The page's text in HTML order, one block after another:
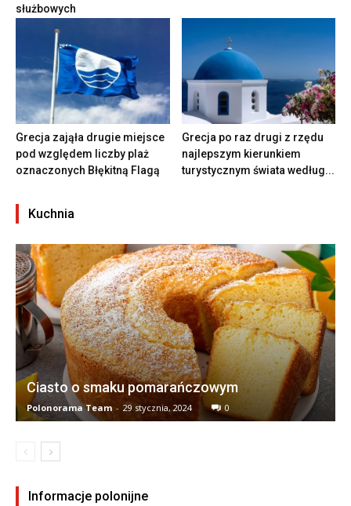
służbowych
Grecja zająła drugie miejsce
pod względem liczby plaż
oznaczonych Błękitną Flagą
Grecja po raz drugi z rzędu
najlepszym kierunkiem
turystycznym świata według...
Kuchnia
Ciasto o smaku pomarańczowym
Polonorama Team - 29 stycznia, 2024 0
Informacje polonijne